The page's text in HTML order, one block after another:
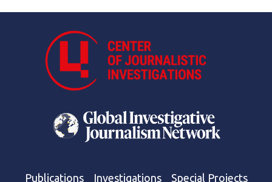
Publications Investigations Special Projects